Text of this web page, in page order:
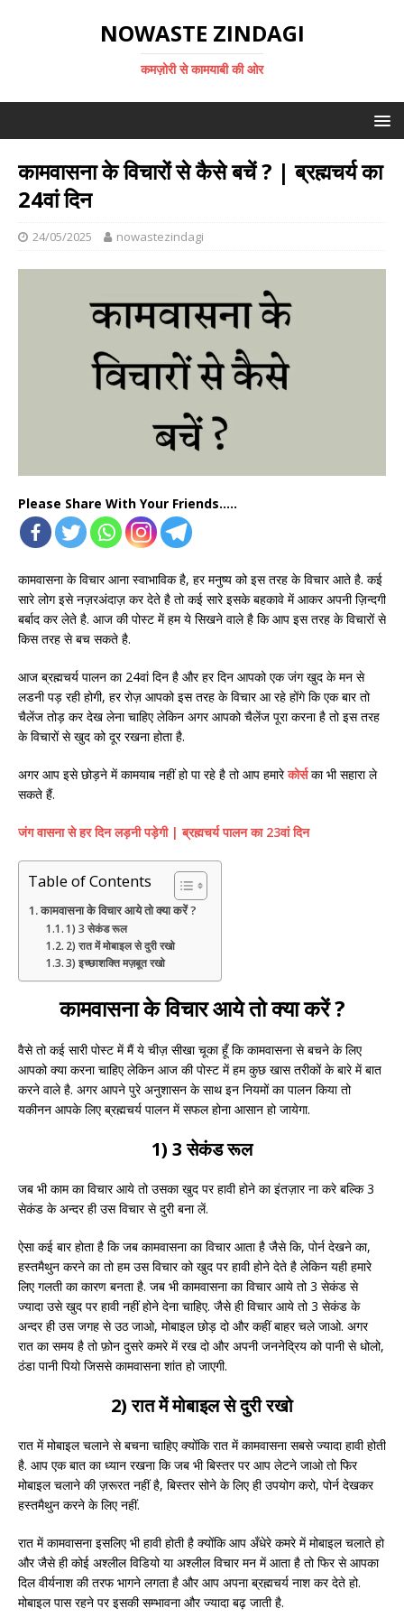
NOWASTE ZINDAGI
कमज़ोरी से कामयाबी की ओर
कामवासना के विचारों से कैसे बचें ? | ब्रह्मचर्य का
24वां दिन
24/05/2025 nowastezindagi
Please Share With Your Friends.....
कामवासना के विचार आना स्वाभाविक है, हर मनुष्य को इस तरह के विचार आते है. कई
सारे लोग इसे नज़रअंदाज़ कर देते है तो कई सारे इसके बहकावे में आकर अपनी ज़िन्दगी
बर्बाद कर लेते है. आज की पोस्ट में हम ये सिखने वाले है कि आप इस तरह के विचारों से
किस तरह से बच सकते है.
आज ब्रह्मचर्य पालन का 24वां दिन है और हर दिन आपको एक जंग खुद के मन से
लडनी पड़ रही होगी, हर रोज़ आपको इस तरह के विचार आ रहे होंगे कि एक बार तो
चैलेंज तोड़ कर देख लेना चाहिए लेकिन अगर आपको चैलेंज पूरा करना है तो इस तरह
के विचारों से खुद को दूर रखना होता है.
अगर आप इसे छोड़ने में कामयाब नहीं हो पा रहे है तो आप हमारेकोर्सका भी सहारा ले
सकते हैं.
जंग वासना से हर दिन लड़नी पड़ेगी | ब्रह्मचर्य पालन का 23वां दिन
Table of Contents
कामवासना के विचार आये तो क्या करें ?
1) 3 सेकंड रूल
2) रात में मोबाइल से दुरी रखो
3) इच्छाशक्ति मज़बूत रखो
कामवासना के विचार आये तो क्या करें ?
वैसे तो कई सारी पोस्ट में मैं ये चीज़ सीखा चूका हूँ कि कामवासना से बचने के लिए
आपको क्या करना चाहिए लेकिन आज की पोस्ट में हम कुछ खास तरीकों के बारे में बात
करने वाले है. अगर आपने पुरे अनुशासन के साथ इन नियमों का पालन किया तो
यकीनन आपके लिए ब्रह्मचर्य पालन में सफल होना आसान हो जायेगा.
1) 3 सेकंड रूल
जब भी काम का विचार आये तो उसका खुद पर हावी होने का इंतज़ार ना करे बल्कि 3
सेकंड के अन्दर ही उस विचार से दुरी बना लें.
ऐसा कई बार होता है कि जब कामवासना का विचार आता है जैसे कि, पोर्न देखने का,
हस्तमैथुन करने का तो हम उस विचार को खुद पर हावी होने देते है लेकिन यही हमारे
लिए गलती का कारण बनता है. जब भी कामवासना का विचार आये तो 3 सेकंड से
ज्यादा उसे खुद पर हावी नहीं होने देना चाहिए. जैसे ही विचार आये तो 3 सेकंड के
अन्दर ही उस जगह से उठ जाओ, मोबाइल छोड़ दो और कहीं बाहर चले जाओ. अगर
रात का समय है तो फ़ोन दुसरे कमरे में रख दो और अपनी जननेद्रिय को पानी से धोलो,
ठंडा पानी पियो जिससे कामवासना शांत हो जाएगी.
2) रात में मोबाइल से दुरी रखो
रात में मोबाइल चलाने से बचना चाहिए क्योंकि रात में कामवासना सबसे ज्यादा हावी होती
है. आप एक बात का ध्यान रखना कि जब भी बिस्तर पर आप लेटने जाओ तो फिर
मोबाइल चलाने की ज़रूरत नहीं है, बिस्तर सोने के लिए ही उपयोग करो, पोर्न देखकर
हस्तमैथुन करने के लिए नहीं.
रात में कामवासना इसलिए भी हावी होती है क्योंकि आप अँधेरे कमरे में मोबाइल चलाते हो
और जैसे ही कोई अश्लील विडियो या अश्लील विचार मन में आता है तो फिर से आपका
दिल वीर्यनाश की तरफ भागने लगता है और आप अपना ब्रह्मचर्य नाश कर देते हो.
मोबाइल पास रहने पर इसकी सम्भावना और ज्यादा बढ़ जाती है.